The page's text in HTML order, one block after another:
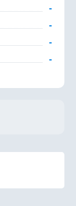
-
-
-
-